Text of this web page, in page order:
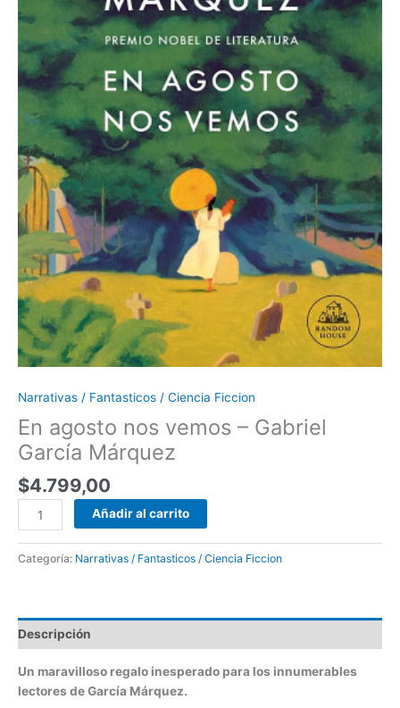
Narrativas / Fantasticos / Ciencia Ficcion
En agosto nos vemos – Gabriel
García Márquez
$4.799,00
Añadir al carrito
Categoría: Narrativas / Fantasticos / Ciencia Ficcion
Descripción
Un maravilloso regalo inesperado para los innumerables
lectores de García Márquez.